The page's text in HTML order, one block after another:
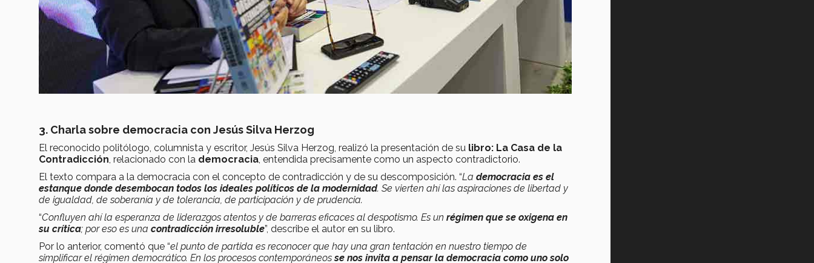
3. Charla sobre democracia con Jesús Silva Herzog
El reconocido politólogo, columnista y escritor, Jesús Silva Herzog, realizó la presentación de su libro: La Casa de la
Contradicción, relacionado con la democracia, entendida precisamente como un aspecto contradictorio.
El texto compara a la democracia con el concepto de contradicción y de su descomposición. “La democracia es el
estanque donde desembocan todos los ideales políticos de la modernidad. Se vierten ahí las aspiraciones de libertad y
de igualdad, de soberanía y de tolerancia, de participación y de prudencia.
“Confluyen ahí la esperanza de liderazgos atentos y de barreras eficaces al despotismo. Es un régimen que se oxigena en
su crítica; por eso es una contradicción irresoluble”, describe el autor en su libro.
Por lo anterior, comentó que “el punto de partida es reconocer que hay una gran tentación en nuestro tiempo de
simplificar el régimen democrático. En los procesos contemporáneosse nos invita a pensar la democracia como uno solo